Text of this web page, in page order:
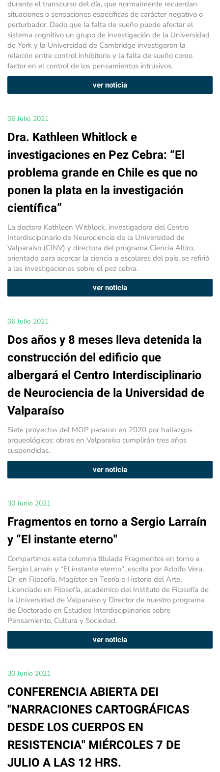
durante el transcurso del día, que normalmente recuerdan
situaciones o sensaciones específicas de carácter negativo o
perturbador. Dado que la falta de sueño puede afectar el
sistema cognitivo un grupo de investigación de la Universidad
de York y la Universidad de Cambridge investigaron la
relación entre control inhibitorio y la falta de sueño como
factor en el control de los pensamientos intrusivos.
ver noticia
06 Julio 2021
Dra. Kathleen Whitlock e
investigaciones en Pez Cebra: “El
problema grande en Chile es que no
ponen la plata en la investigación
científica”
La doctora Kathleen Withlock, investigadora del Centro
Interdisciplinario de Neurociencia de la Universidad de
Valparaíso (CINV) y directora del programa Ciencia Altiro,
orientado para acercar la ciencia a escolares del país, se refirió
a las investigaciones sobre el pez cebra.
ver noticia
06 Julio 2021
Dos años y 8 meses lleva detenida la
construcción del edificio que
albergará el Centro Interdisciplinario
de Neurociencia de la Universidad de
Valparaíso
Siete proyectos del MOP pararon en 2020 por hallazgos
arqueológicos: obras en Valparaíso cumplirán tres años
suspendidas.
ver noticia
30 Junio 2021
Fragmentos en torno a Sergio Larraín
y “El instante eterno"
Compartimos esta columna titulada Fragmentos en torno a
Sergio Larraín y “El instante eterno", escrita por Adolfo Vera,
Dr. en Filosofía, Magíster en Teoría e Historia del Arte,
Licenciado en Filosofía, académico del Instituto de Filosofía de
la Universidad de Valparaíso y Director de nuestro programa
de Doctorado en Estudios Interdisciplinarios sobre
Pensamiento, Cultura y Sociedad.
ver noticia
30 Junio 2021
CONFERENCIA ABIERTA DEI
"NARRACIONES CARTOGRÁFICAS
DESDE LOS CUERPOS EN
RESISTENCIA" MIÉRCOLES 7 DE
JULIO A LAS 12 HRS.